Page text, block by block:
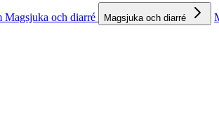
Magsjuka och diarré Magsjuka och diarré